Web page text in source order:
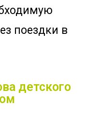
поездки в
детского